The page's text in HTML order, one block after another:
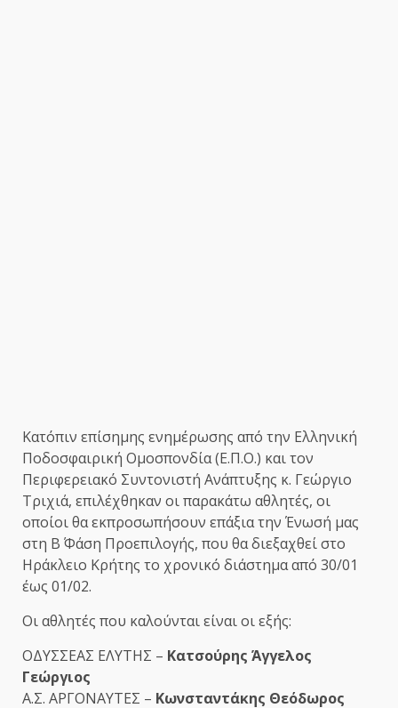
Κατόπιν επίσημης ενημέρωσης από την Ελληνική
Ποδοσφαιρική Ομοσπονδία (Ε.Π.Ο.) και τον
Περιφερειακό Συντονιστή Ανάπτυξης κ. Γεώργιο
Τριχιά, επιλέχθηκαν οι παρακάτω αθλητές, οι
οποίοι θα εκπροσωπήσουν επάξια την Ένωσή μας
στη Β΄ Φάση Προεπιλογής, που θα διεξαχθεί στο
Ηράκλειο Κρήτης το χρονικό διάστημα από 30/01
έως 01/02.
Οι αθλητές που καλούνται είναι οι εξής:
ΟΔΥΣΣΕΑΣ ΕΛΥΤΗΣ – Κατσούρης Άγγελος
Γεώργιος
Α.Σ. ΑΡΓΟΝΑΥΤΕΣ – Κωνσταντάκης Θεόδωρος